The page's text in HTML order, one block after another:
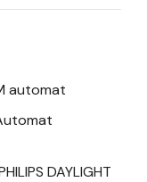
automat
DAYLIGHT